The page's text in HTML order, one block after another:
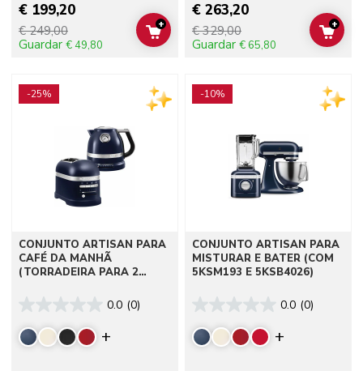
€ 199,20
€ 249,00
Guardar € 49,80
ADD TO CART
+
€ 263,20
€ 329,00
Guardar € 65,80
ADD
+
-25%
CONJUNTO ARTISAN PARA
CAFÉ DA MANHÃ
(TORRADEIRA PARA 2
0.0 (0)
Display more colors
-10%
CONJUNTO ARTISAN PARA
MISTURAR E BATER (COM
5KSM193 E 5KSB4026)
0.0 (0)
Display